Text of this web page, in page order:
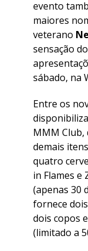
evento
maiores
veterano
sensação
sábado, na
Entre os
MMM Club,
demais
quatro
in Flames e
(apenas 30
fornece
dois copos
(limitado a